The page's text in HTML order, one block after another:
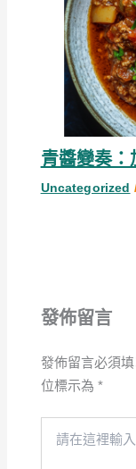
青醬變奏
Uncategorized
發佈留言
發佈留言必須
位標示為*